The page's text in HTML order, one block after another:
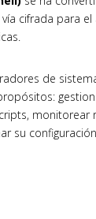
cifrada para
de
monitorear
su